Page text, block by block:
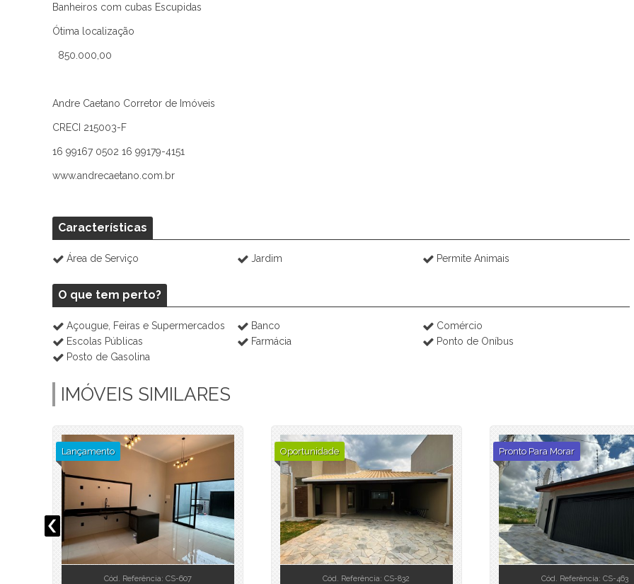
Banheiros com cubas Escupidas
Ótima localização
850.000,00
Andre Caetano Corretor de Imóveis
CRECI 215003-F
16 99167 0502 16 99179-4151
www.andrecaetano.com.br
Características
Área de Serviço Jardim Permite Animais
O que tem perto?
Açougue, Feiras e Supermercados Banco
Comércio
Escolas Públicas
Farmácia
Ponto de Oníbus
Posto de Gasolina
IMÓVEIS SIMILARES
Lançamento
Cód. Referência: CS-607
Oportunidade
Cód. Referência: CS-832
Pronto Para Morar
Cód. Referência: CS-463